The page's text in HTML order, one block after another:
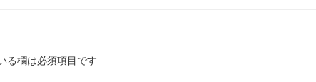
る欄は必須項目です